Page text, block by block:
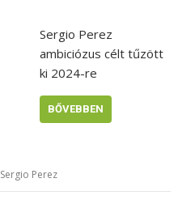
Sergio Perez
ambiciózus célt tűzött
ki 2024-re
BŐVEBBEN
Sergio Perez